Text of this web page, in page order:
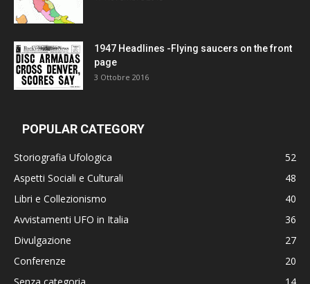
1947 Headlines -Flying saucers on the front
page
3 Ottobre 2016
POPULAR CATEGORY
Storiografia Ufologica
52
Aspetti Sociali e Culturali
48
Libri e Collezionismo
40
Avvistamenti UFO in Italia
36
Divulgazione
27
Conferenze
20
Senza categoria
14